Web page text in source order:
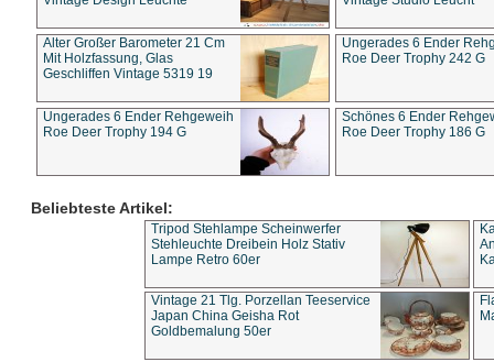
Alter Großer Barometer 21 Cm
Mit Holzfassung, Glas
Geschliffen Vintage 5319 19
Ungerades 6 Ender
Roe Deer Trophy 242 G
Ungerades 6 Ender Rehgeweih
Roe Deer Trophy 194 G
Schönes 6 Ender
Roe Deer Trophy 186 G
Beliebteste Artikel:
Tripod Stehlampe Scheinwerfer
Stehleuchte Dreibein Holz Stativ
Lampe Retro 60er
Vintage 21 Tlg. Porzellan Teeservice
Japan China Geisha Rot
Goldbemalung 50er